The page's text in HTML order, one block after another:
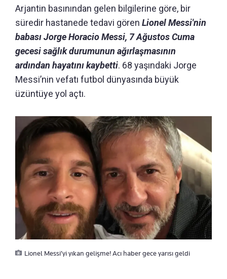
Arjantin basınından gelen bilgilerine göre, bir
süredir hastanede tedavi gören Lionel Messi'nin
babası Jorge Horacio Messi, 7 Ağustos Cuma
gecesi sağlık durumunun ağırlaşmasının
ardından hayatını kaybetti. 68 yaşındaki Jorge
Messi’nin vefatı futbol dünyasında büyük
üzüntüye yol açtı.
Lionel Messi’yi yıkan gelişme! Acı haber gece yarısı geldi